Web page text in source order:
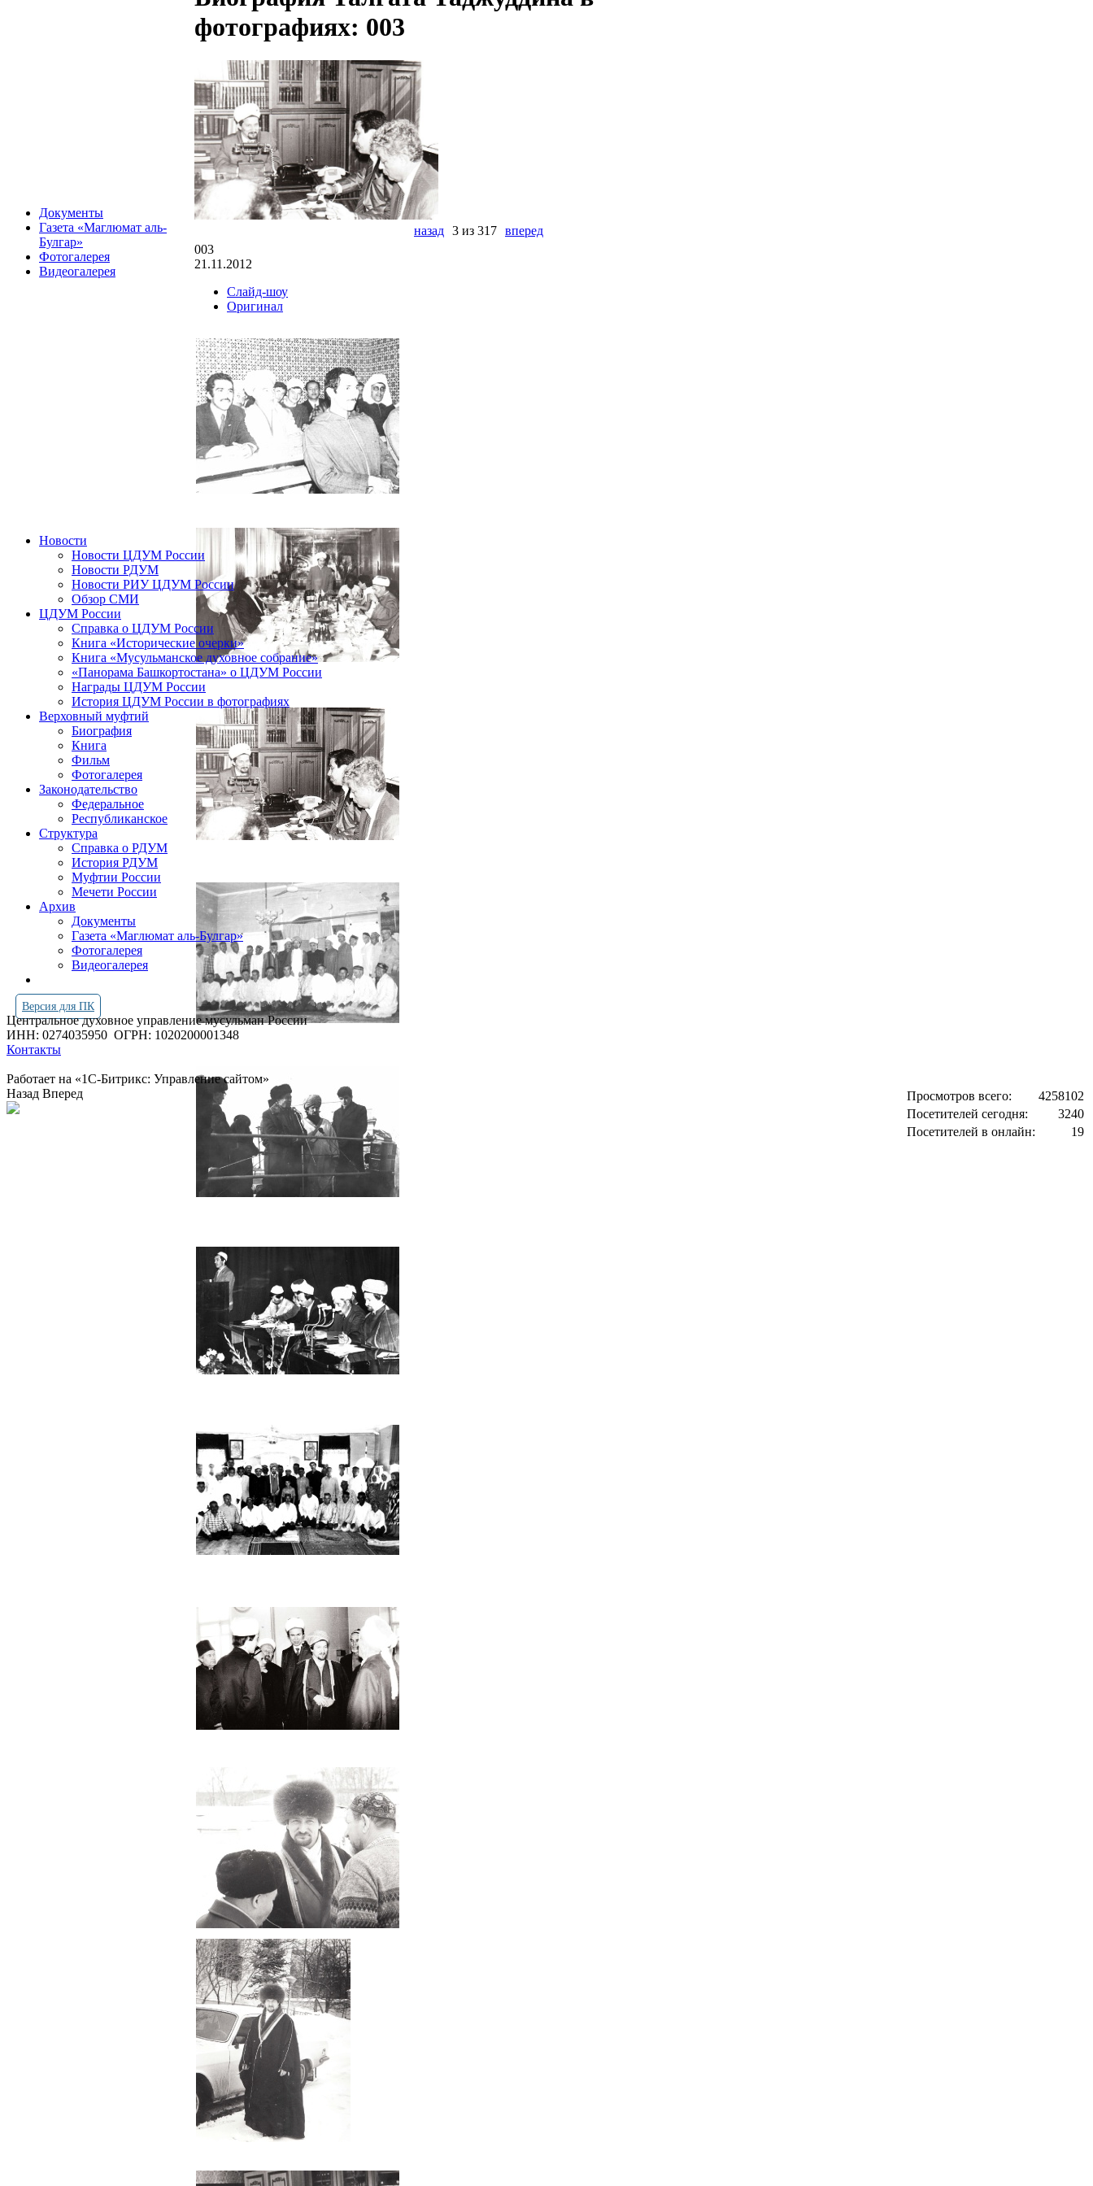
Документы
Газета «Маглюмат аль-
Булгар»
Фотогалерея
Видеогалерея
фотографиях: 003
назад 3 из 317 вперед
003
21.11.2012
Слайд-шоу
Оригинал
Новости
Новости ЦДУМ России
Новости РДУМ
Новости РИУ ЦДУМ России
Обзор СМИ
ЦДУМ России
Справка о ЦДУМ России
Книга «Исторические очерки»
Книга «Мусульманское духовное собрание»
«Панорама Башкортостана» о ЦДУМ России
Награды ЦДУМ России
История ЦДУМ России в фотографиях
Верховный муфтий
Биография
Книга
Фильм
Фотогалерея
Законодательство
Федеральное
Республиканское
Структура
Справка о РДУМ
История РДУМ
Муфтии России
Мечети России
Архив
Документы
Газета «Маглюмат аль-Булгар»
Фотогалерея
Видеогалерея
Версия для ПК
Центральное духовное управление мусульман России
ИНН: 0274035950 ОГРН: 1020200001348
Контакты
Работает на «1С-Битрикс: Управление сайтом»
Просмотров всего:
4258102
Посетителей сегодня:
3240
Посетителей в онлайн:
19
Назад Вперед